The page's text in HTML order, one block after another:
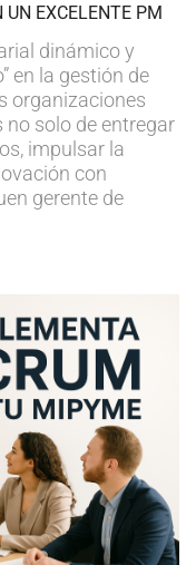
UN EXCELENTE PM
dinámico y
en la gestión de
organizaciones
solo de entregar
impulsar la
con
gerente de